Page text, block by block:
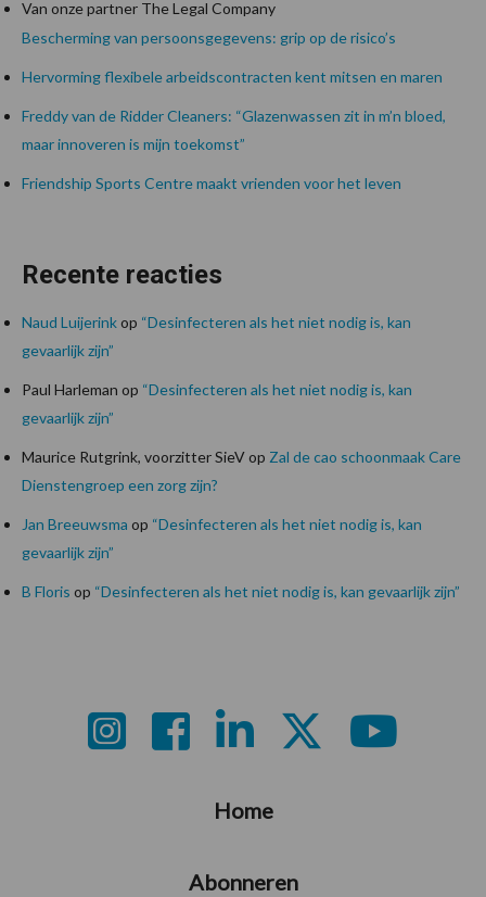
Van onze partner The Legal Company
Bescherming van persoonsgegevens: grip op de risico’s
Hervorming flexibele arbeidscontracten kent mitsen en maren
Freddy van de Ridder Cleaners: “Glazenwassen zit in m’n bloed,
maar innoveren is mijn toekomst”
Friendship Sports Centre maakt vrienden voor het leven
Recente reacties
Naud Luijerinkop “Desinfecteren als het niet nodig is, kan
gevaarlijk zijn”
Paul Harleman op “Desinfecteren als het niet nodig is, kan
gevaarlijk zijn”
Maurice Rutgrink, voorzitter SieVop Zal de cao schoonmaak Care
Dienstengroep een zorg zijn?
Jan Breeuwsma op “Desinfecteren als het niet nodig is, kan
gevaarlijk zijn”
B Floris op “Desinfecteren als het niet nodig is, kan gevaarlijk zijn”
Home
Abonneren